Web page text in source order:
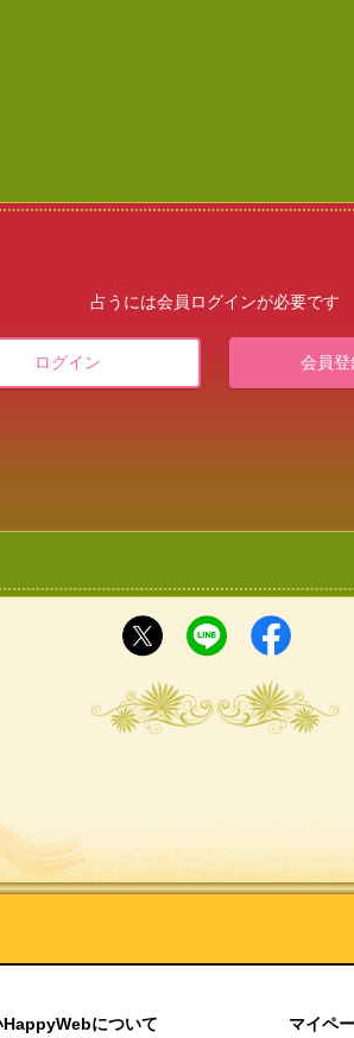
占うには会員ログインが必要です
ログイン 会員登
HappyWebについて マイペ